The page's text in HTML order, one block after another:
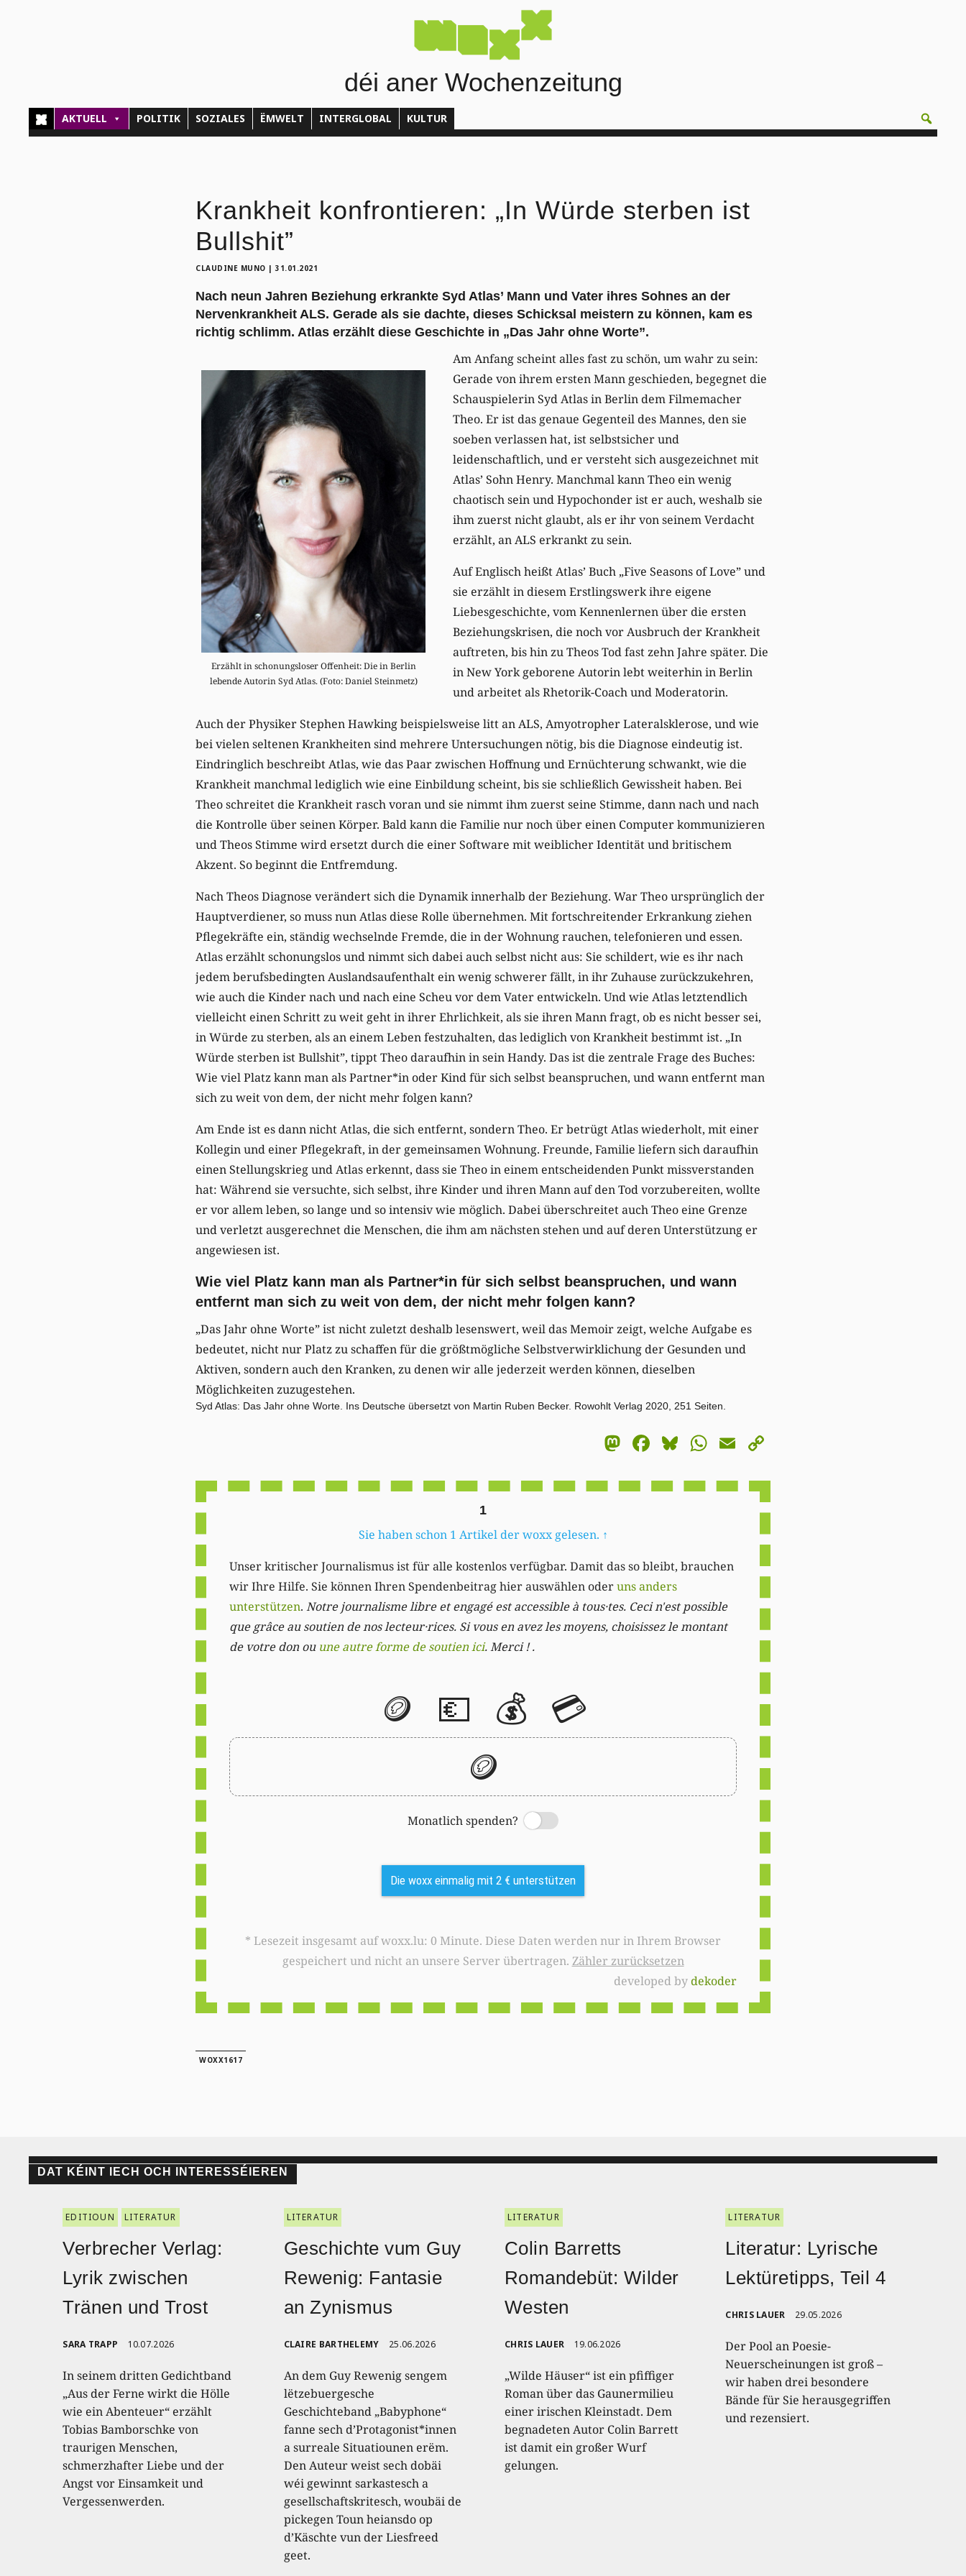
déi aner Wochenzeitung
AKTUELL POLITIK SOZIALES ËMWELT INTERGLOBAL KULTUR
Krankheit konfrontieren: „In Würde sterben ist
Bullshit”
CLAUDINE MUNO | 31.01.2021
Nach neun Jahren Beziehung erkrankte Syd Atlas’ Mann und Vater ihres Sohnes an der
Nervenkrankheit ALS. Gerade als sie dachte, dieses Schicksal meistern zu können, kam es
richtig schlimm. Atlas erzählt diese Geschichte in „Das Jahr ohne Worte”.
Erzählt in schonungsloser Offenheit: Die in Berlin
lebende Autorin Syd Atlas. (Foto: Daniel Steinmetz)
Am Anfang scheint alles fast zu schön, um wahr zu sein:
Gerade von ihrem ersten Mann geschieden, begegnet die
Schauspielerin Syd Atlas in Berlin dem Filmemacher
Theo. Er ist das genaue Gegenteil des Mannes, den sie
soeben verlassen hat, ist selbstsicher und
leidenschaftlich, und er versteht sich ausgezeichnet mit
Atlas’ Sohn Henry. Manchmal kann Theo ein wenig
chaotisch sein und Hypochonder ist er auch, weshalb sie
ihm zuerst nicht glaubt, als er ihr von seinem Verdacht
erzählt, an ALS erkrankt zu sein.
Auf Englisch heißt Atlas’ Buch „Five Seasons of Love” und
sie erzählt in diesem Erstlingswerk ihre eigene
Liebesgeschichte, vom Kennenlernen über die ersten
Beziehungskrisen, die noch vor Ausbruch der Krankheit
auftreten, bis hin zu Theos Tod fast zehn Jahre später. Die
in New York geborene Autorin lebt weiterhin in Berlin
und arbeitet als Rhetorik-Coach und Moderatorin.
Auch der Physiker Stephen Hawking beispielsweise litt an ALS, Amyotropher Lateralsklerose, und wie
bei vielen seltenen Krankheiten sind mehrere Untersuchungen nötig, bis die Diagnose eindeutig ist.
Eindringlich beschreibt Atlas, wie das Paar zwischen Hoffnung und Ernüchterung schwankt, wie die
Krankheit manchmal lediglich wie eine Einbildung scheint, bis sie schließlich Gewissheit haben. Bei
Theo schreitet die Krankheit rasch voran und sie nimmt ihm zuerst seine Stimme, dann nach und nach
die Kontrolle über seinen Körper. Bald kann die Familie nur noch über einen Computer kommunizieren
und Theos Stimme wird ersetzt durch die einer Software mit weiblicher Identität und britischem
Akzent. So beginnt die Entfremdung.
Nach Theos Diagnose verändert sich die Dynamik innerhalb der Beziehung. War Theo ursprünglich der
Hauptverdiener, so muss nun Atlas diese Rolle übernehmen. Mit fortschreitender Erkrankung ziehen
Pflegekräfte ein, ständig wechselnde Fremde, die in der Wohnung rauchen, telefonieren und essen.
Atlas erzählt schonungslos und nimmt sich dabei auch selbst nicht aus: Sie schildert, wie es ihr nach
jedem berufsbedingten Auslandsaufenthalt ein wenig schwerer fällt, in ihr Zuhause zurückzukehren,
wie auch die Kinder nach und nach eine Scheu vor dem Vater entwickeln. Und wie Atlas letztendlich
vielleicht einen Schritt zu weit geht in ihrer Ehrlichkeit, als sie ihren Mann fragt, ob es nicht besser sei,
in Würde zu sterben, als an einem Leben festzuhalten, das lediglich von Krankheit bestimmt ist. „In
Würde sterben ist Bullshit”, tippt Theo daraufhin in sein Handy. Das ist die zentrale Frage des Buches:
Wie viel Platz kann man als Partner*in oder Kind für sich selbst beanspruchen, und wann entfernt man
sich zu weit von dem, der nicht mehr folgen kann?
Am Ende ist es dann nicht Atlas, die sich entfernt, sondern Theo. Er betrügt Atlas wiederholt, mit einer
Kollegin und einer Pflegekraft, in der gemeinsamen Wohnung. Freunde, Familie liefern sich daraufhin
einen Stellungskrieg und Atlas erkennt, dass sie Theo in einem entscheidenden Punkt missverstanden
hat: Während sie versuchte, sich selbst, ihre Kinder und ihren Mann auf den Tod vorzubereiten, wollte
er vor allem leben, so lange und so intensiv wie möglich. Dabei überschreitet auch Theo eine Grenze
und verletzt ausgerechnet die Menschen, die ihm am nächsten stehen und auf deren Unterstützung er
angewiesen ist.
Wie viel Platz kann man als Partner*in für sich selbst beanspruchen, und wann
entfernt man sich zu weit von dem, der nicht mehr folgen kann?
„Das Jahr ohne Worte” ist nicht zuletzt deshalb lesenswert, weil das Memoir zeigt, welche Aufgabe es
bedeutet, nicht nur Platz zu schaffen für die größtmögliche Selbstverwirklichung der Gesunden und
Aktiven, sondern auch den Kranken, zu denen wir alle jederzeit werden können, dieselben
Möglichkeiten zuzugestehen.
Syd Atlas: Das Jahr ohne Worte. Ins Deutsche übersetzt von Martin Ruben Becker. Rowohlt Verlag 2020, 251 Seiten.
Mastodon
Facebook
Bluesky
WhatsApp
Email
1
Sie haben schon 1 Artikel der woxx gelesen. ↑
Unser kritischer Journalismus ist für alle kostenlos verfügbar. Damit das so bleibt, brauchen
wir Ihre Hilfe. Sie können Ihren Spendenbeitrag hier auswählen oderuns anders
unterstützen. Notre journalisme libre et engagé est accessible à tous·tes. Ceci n'est possible
que grâce au soutien de nos lecteur·rices. Si vous en avez les moyens, choisissez le montant
de votre don ou une autre forme de soutien ici. Merci ! .
🪙 💶 💰 💳
🪙
Monatlich spenden?
Switch
Die woxx einmalig mit 2 € unterstützen
* Lesezeit insgesamt auf woxx.lu: 0 Minute. Diese Daten werden nur in Ihrem Browser
gespeichert und nicht an unsere Server übertragen. Zähler zurücksetzen
developed bydekoder
WOXX1617
DAT KÉINT IECH OCH INTERESSÉIEREN
EDITIOUN LITERATUR
Verbrecher Verlag:
Lyrik zwischen
Tränen und Trost
SARA TRAPP 10.07.2026
In seinem dritten Gedichtband
„Aus der Ferne wirkt die Hölle
wie ein Abenteuer“ erzählt
Tobias Bamborschke von
traurigen Menschen,
schmerzhafter Liebe und der
Angst vor Einsamkeit und
Vergessenwerden.
LITERATUR
Geschichte vum Guy
Rewenig: Fantasie
an Zynismus
CLAIRE BARTHELEMY 25.06.2026
An dem Guy Rewenig sengem
lëtzebuergesche
Geschichteband „Babyphone“
fanne sech d’Protagonist*innen
a surreale Situatiounen erëm.
Den Auteur weist sech dobäi
wéi gewinnt sarkastesch a
gesellschaftskritesch, woubäi de
pickegen Toun heiansdo op
d’Käschte vun der Liesfreed
geet.
LITERATUR
Colin Barretts
Romandebüt: Wilder
Westen
CHRIS LAUER 19.06.2026
„Wilde Häuser“ ist ein pfiffiger
Roman über das Gaunermilieu
einer irischen Kleinstadt. Dem
begnadeten Autor Colin Barrett
ist damit ein großer Wurf
gelungen.
LITERATUR
Literatur: Lyrische
Lektüretipps, Teil 4
CHRIS LAUER 29.05.2026
Der Pool an Poesie-
Neuerscheinungen ist groß –
wir haben drei besondere
Bände für Sie herausgegriffen
und rezensiert.